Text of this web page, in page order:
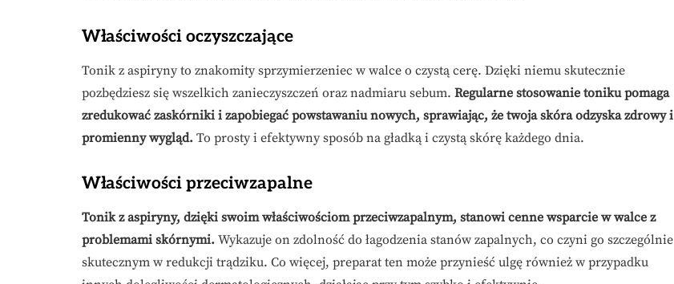
Właściwości oczyszczające
Tonik z aspiryny to znakomity sprzymierzeniec w walce o czystą cerę. Dzięki niemu skutecznie
pozbędziesz się wszelkich zanieczyszczeń oraz nadmiaru sebum. Regularne stosowanie toniku pomaga
zredukować zaskórniki i zapobiegać powstawaniu nowych, sprawiając, że twoja skóra odzyska zdrowy i
promienny wygląd. To prosty i efektywny sposób na gładką i czystą skórę każdego dnia.
Właściwości przeciwzapalne
Tonik z aspiryny, dzięki swoim właściwościom przeciwzapalnym, stanowi cenne wsparcie w walce z
problemami skórnymi. Wykazuje on zdolność do łagodzenia stanów zapalnych, co czyni go szczególnie
skutecznym w redukcji trądziku. Co więcej, preparat ten może przynieść ulgę również w przypadku